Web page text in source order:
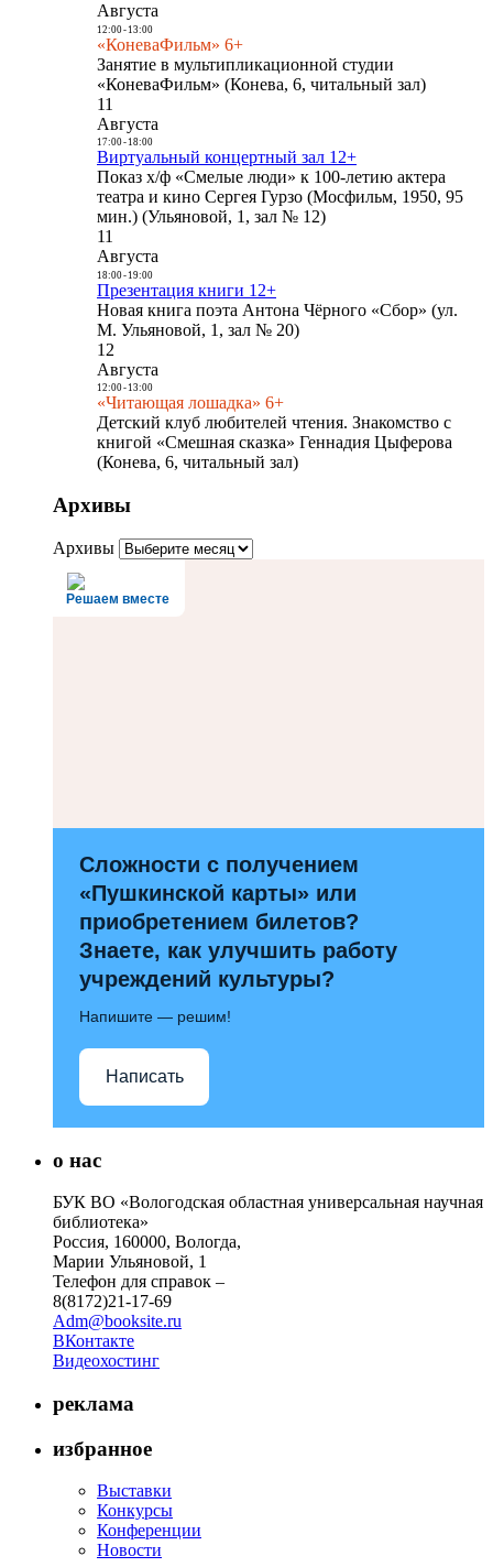
Августа
12:00- 13:00
«КоневаФильм» 6+
Занятие в мультипликационной студии
«КоневаФильм» (Конева, 6, читальный зал)
11
Августа
17:00- 18:00
Виртуальный концертный зал 12+
Показ х/ф «Смелые люди» к 100-летию актера
театра и кино Сергея Гурзо (Мосфильм, 1950, 95
мин.) (Ульяновой, 1, зал № 12)
11
Августа
18:00- 19:00
Презентация книги 12+
Новая книга поэта Антона Чёрного «Сбор» (ул.
М. Ульяновой, 1, зал № 20)
12
Августа
12:00- 13:00
«Читающая лошадка» 6+
Детский клуб любителей чтения. Знакомство с
книгой «Смешная сказка» Геннадия Цыферова
(Конева, 6, читальный зал)
Архивы
Архивы
Решаем вместе
Сложности с получением
«Пушкинской карты» или
приобретением билетов?
Знаете, как улучшить работу
учреждений культуры?
Напишите — решим!
Написать
о нас
БУК ВО «Вологодская областная универсальная научная
библиотека»
Россия, 160000, Вологда,
Марии Ульяновой, 1
Телефон для справок –
8(8172)21-17-69
Adm@booksite.ru
ВКонтакте
Видеохостинг
реклама
избранное
Выставки
Конкурсы
Конференции
Новости